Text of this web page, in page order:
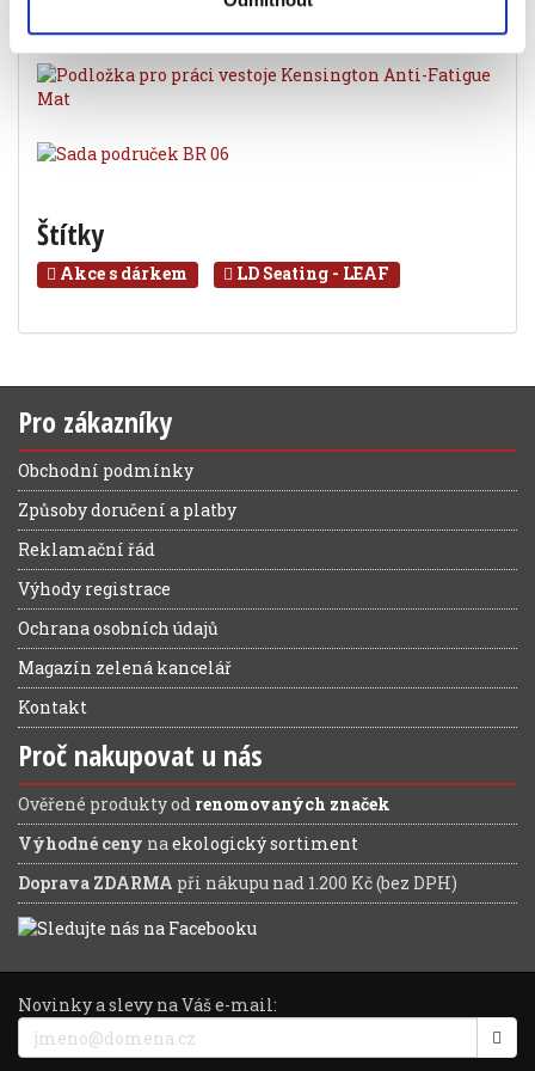
Související produkty
Štítky
Akce s dárkem LD Seating - LEAF
Pro zákazníky
Obchodní podmínky
Způsoby doručení a platby
Reklamační řád
Výhody registrace
Ochrana osobních údajů
Magazín zelená kancelář
Kontakt
Proč nakupovat u nás
Ověřené produkty od renomovaných značek
Výhodné ceny na ekologický sortiment
Doprava ZDARMA při nákupu nad 1.200 Kč (bez DPH)
Novinky a slevy na Váš e-mail: